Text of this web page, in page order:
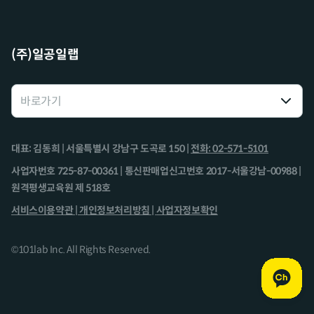
(주)일공일랩
대표: 김동희 | 서울특별시 강남구 도곡로 150 | 전화: 02-571-5101
사업자번호 725-87-00361 | 통신판매업신고번호 2017-서울강남-00988 |
원격평생교육원 제 518호
서비스이용약관 | 개인정보처리방침 | 사업자정보확인
©101lab Inc. All Rights Reserved.